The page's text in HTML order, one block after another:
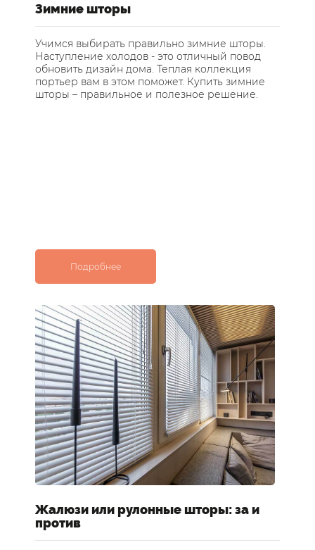
Зимние шторы
Учимся выбирать правильно зимние шторы.
Наступление холодов - это отличный повод
обновить дизайн дома. Теплая коллекция
портьер вам в этом поможет. Купить зимние
шторы – правильное и полезное решение.
Подробнее
Жалюзи или рулонные шторы: за и
против